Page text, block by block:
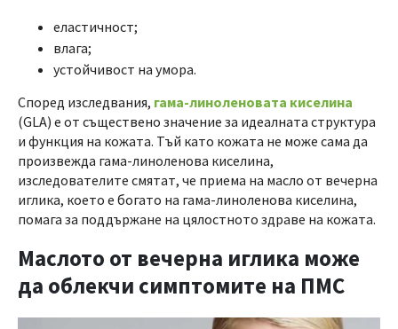
еластичност;
влага;
устойчивост на умора.
Според изследвания, гама-линоленовата киселина
(GLA) е от съществено значение за идеалната структура
и функция на кожата. Тъй като кожата не може сама да
произвежда гама-линоленова киселина,
изследователите смятат, че приема на масло от вечерна
иглика, което е богато на гама-линоленова киселина,
помага за поддържане на цялостното здраве на кожата.
Маслото от вечерна иглика може
да облекчи симптомите на ПМС